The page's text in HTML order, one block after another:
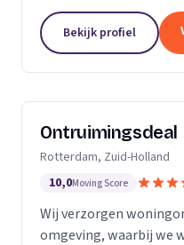
bedrijven.
Bekijk profiel
Ontruimingsdeal
Rotterdam, Zuid-Holland
10,0Moving Score
Wij verzorgen
omgeving, waarbij we